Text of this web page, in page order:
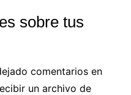
sobre tus
comentarios en
un archivo de